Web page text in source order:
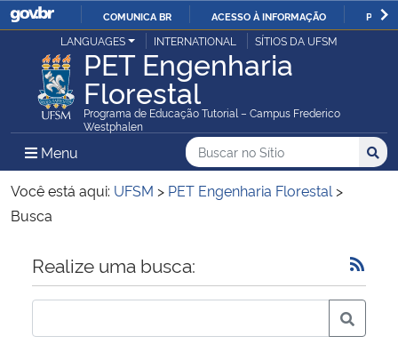
IR
PARA
CONTEÚDO
COMUNICA BR ACESSO À INFORMAÇÃO
Ministério da Justiça e Segurança Pública
Ministério da Defesa
Ministério da Economia
Ministério da Infraestrutura
LANGUAGES INTERNATIONAL SÍTIOS DA UFSM
PET Engenharia
Florestal
Programa de Educação Tutorial – Campus Frederico
Westphalen
Menu Menu Principal do Sítio
Busca
Buscar no no Sítio
Busca:
Você está aqui: UFSM > PET Engenharia Florestal >
Busca
Início do conteúdo
Realize uma busca: